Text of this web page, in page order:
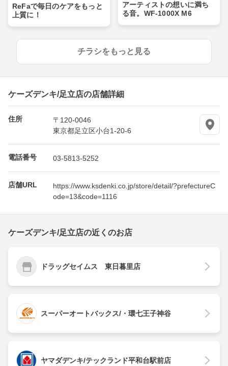
ReFaで毎日のケアをもっと
上質に！
アーティストの想いに満ち
る音。WF-1000X M6
チラシをもっと見る
ケーズデンキ/足立店の店舗詳細
住所
〒120-0046
東京都足立区小台1-20-6
電話番号 03-5813-5252
店舗URL
https://www.ksdenki.co.jp/store/detail/?prefectureC
ode=13&code=1116
ケーズデンキ/足立店の近くのお店
ドラッグセイムス 東日暮里店
スーパーオートバックス/・環七王子神谷
ヤマダデンキ/テックランド平和台駅前店